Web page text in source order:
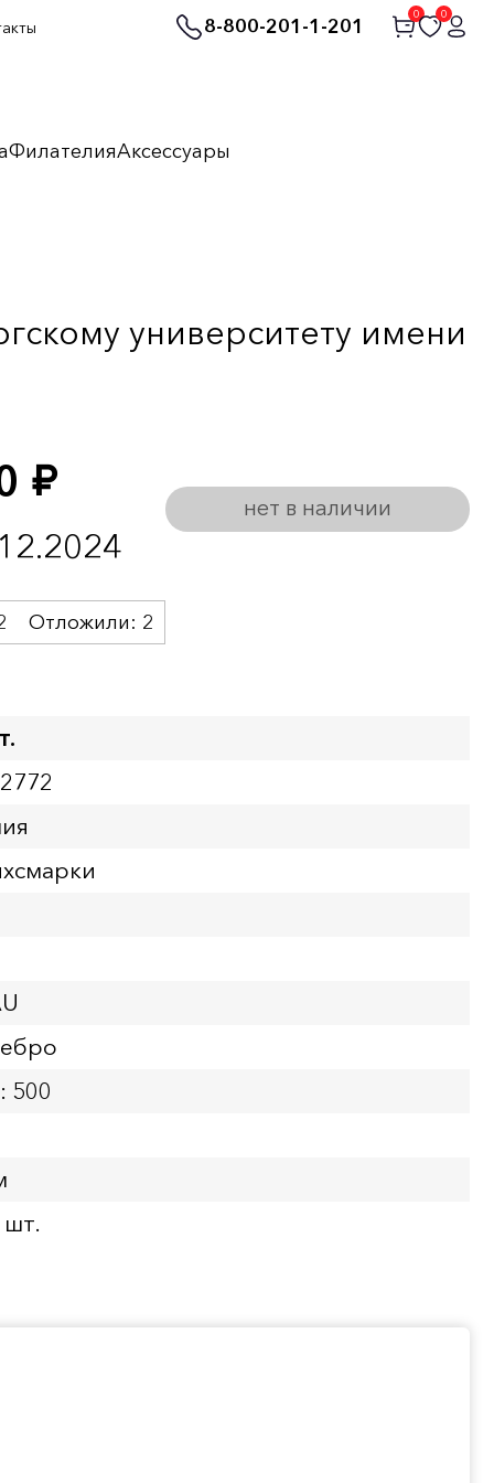
8-800-201-1-201
0 0
ФилателияАксессуары
университету имени
руб.
нет в наличии
Отложили: 2
500